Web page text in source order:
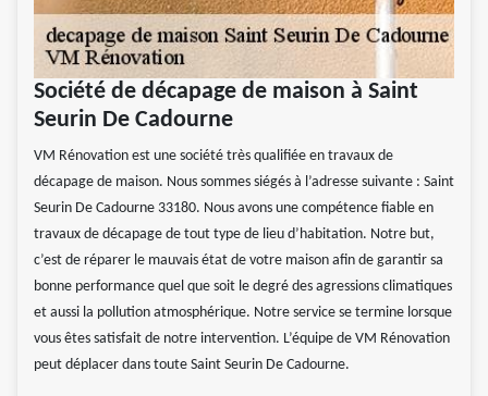
Société de décapage de maison à Saint
Seurin De Cadourne
VM Rénovation est une société très qualifiée en travaux de
décapage de maison. Nous sommes siégés à l’adresse suivante : Saint
Seurin De Cadourne 33180. Nous avons une compétence fiable en
travaux de décapage de tout type de lieu d’habitation. Notre but,
c’est de réparer le mauvais état de votre maison afin de garantir sa
bonne performance quel que soit le degré des agressions climatiques
et aussi la pollution atmosphérique. Notre service se termine lorsque
vous êtes satisfait de notre intervention. L’équipe de VM Rénovation
peut déplacer dans toute Saint Seurin De Cadourne.